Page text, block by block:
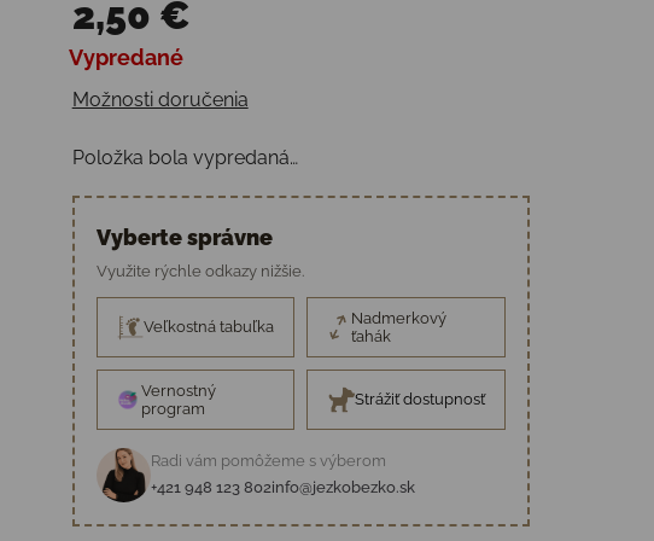
2,50 €
Jednotková cena:
Vypredané
Možnosti doručenia
Položka bola vypredaná…
Vyberte správne
Využite rýchle odkazy nižšie.
Veľkostná tabuľka
Nadmerkový
ťahák
Vernostný
program
Strážiť dostupnosť
Radi vám pomôžeme s výberom
+421 948 123 802info@jezkobezko.sk